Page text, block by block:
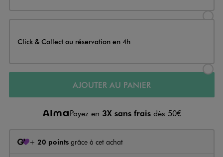
Click & Collect ou réservation en 4h
AJOUTER AU PANIER
Payez en 3X sans frais dès 50€
+ 20 points grâce à cet achat